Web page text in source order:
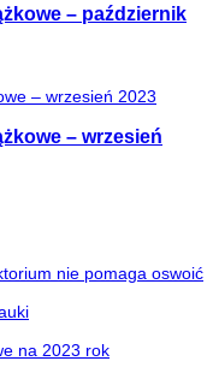
– październik
– wrzesień
nie pomaga oswoić
na 2023 rok